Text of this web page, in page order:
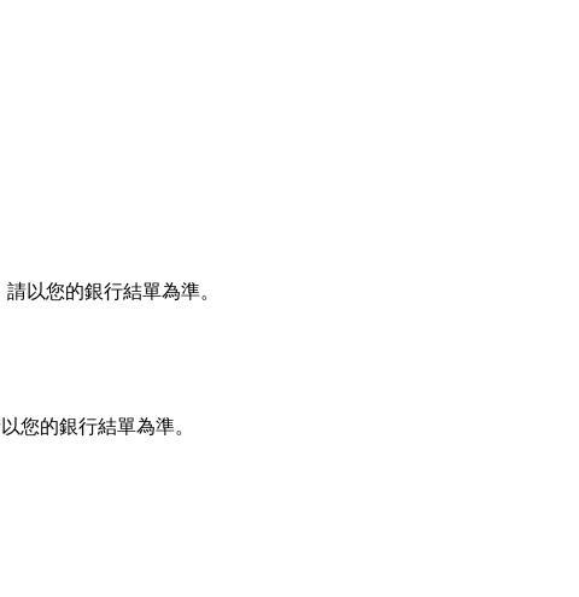
以您的銀行結單為準。
您的銀行結單為準。